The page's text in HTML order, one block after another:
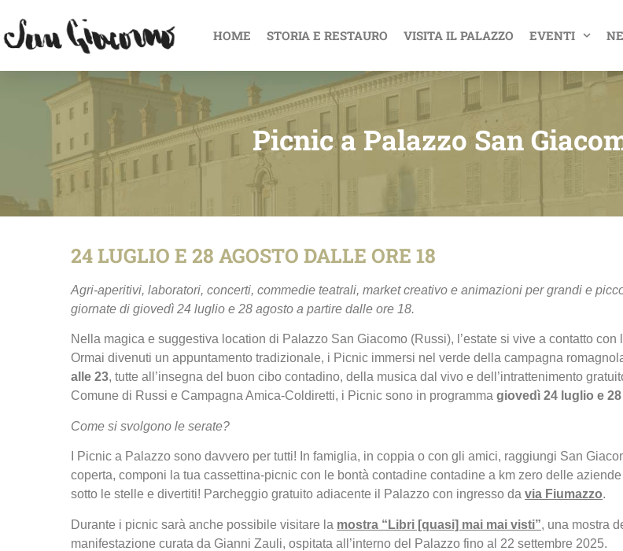
HOME STORIA E RESTAURO VISITA IL PALAZZO EVENTI
Picnic a Palazzo San
24 LUGLIO E 28 AGOSTO DALLE ORE 18
Agri-aperitivi, laboratori, concerti, commedie teatrali, market creativo e animazioni per grandi e
giornate di giovedì 24 luglio e 28 agosto a partire dalle ore 18.
Nella magica e suggestiva location di Palazzo San Giacomo (Russi), l’estate si vive a contatto con
Ormai divenuti un appuntamento tradizionale, i Picnic immersi nel verde della campagna
alle 23, tutte all’insegna del buon cibo contadino, della musica dal vivo e dell’intrattenimento
Comune di Russi e Campagna Amica-Coldiretti, i Picnic sono in programma giovedì 24 luglio e
Come si svolgono le serate?
I Picnic a Palazzo sono davvero per tutti! In famiglia, in coppia o con gli amici, raggiungi San
coperta, componi la tua cassettina-picnic con le bontà contadine contadine a km zero delle
sotto le stelle e divertiti! Parcheggio gratuito adiacente il Palazzo con ingresso da via Fiumazzo.
Durante i picnic sarà anche possibile visitare la mostra “Libri [quasi] mai mai visti”, una mostra
manifestazione curata da Gianni Zauli, ospitata all’interno del Palazzo fino al 22 settembre 2025.